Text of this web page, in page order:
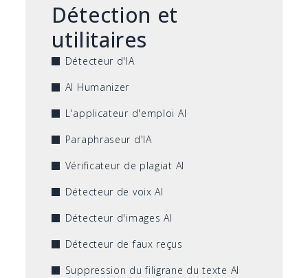
Détection et
utilitaires
Détecteur d'IA
AI Humanizer
L'applicateur d'emploi AI
Paraphraseur d'IA
Vérificateur de plagiat AI
Détecteur de voix AI
Détecteur d'images AI
Détecteur de faux reçus
Suppression du filigrane du texte AI